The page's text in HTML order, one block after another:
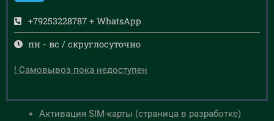
+79253228787 + WhatsApp
пн - вс / скруглосуточно
! Самовывоз пока недоступен
Активация SIM-карты (страница в разработке)